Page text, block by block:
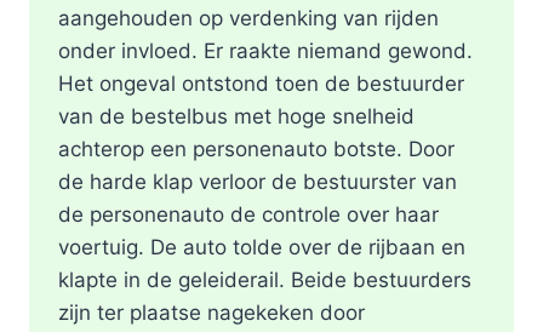
aangehouden op verdenking van rijden
onder invloed. Er raakte niemand gewond.
Het ongeval ontstond toen de bestuurder
van de bestelbus met hoge snelheid
achterop een personenauto botste. Door
de harde klap verloor de bestuurster van
de personenauto de controle over haar
voertuig. De auto tolde over de rijbaan en
klapte in de geleiderail. Beide bestuurders
zijn ter plaatse nagekeken door